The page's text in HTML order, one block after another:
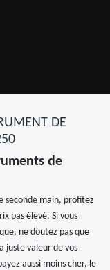
DE
de
seconde main, profitez
pas élevé. Si vous
ne doutez pas que
juste valeur de vos
aussi moins cher, le